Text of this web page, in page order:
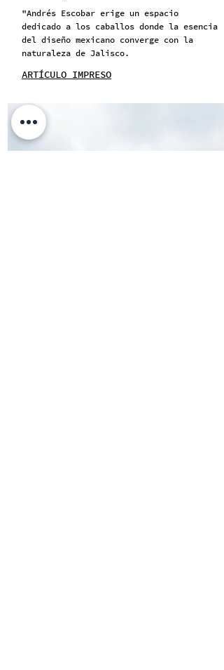
"Andrés Escobar erige un espacio
dedicado a los caballos donde la esencia
del diseño mexicano converge con la
naturaleza de Jalisco.
ARTÍCULO IMPRESO